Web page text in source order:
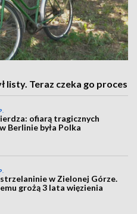
listy. Teraz czeka go proces
ofiarą tragicznych
Berlinie była Polka
w Zielonej Górze.
grożą 3 lata więzienia